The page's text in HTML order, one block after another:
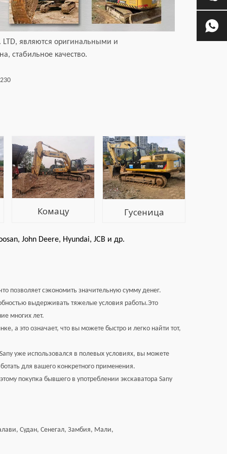
являются оригинальными и
стабильное качество.
Комацу Гусеница
John Deere, Hyundai, JCB и др.
позволяет сэкономить значительную сумму денег.
выдерживать тяжелые условия работы.Это
многих лет.
а это означает, что вы можете быстро и легко найти тот,
уже использовался в полевых условиях, вы можете
для вашего конкретного применения.
покупка бывшего в употреблении экскаватора Sany
Судан, Сенегал, Замбия, Мали,